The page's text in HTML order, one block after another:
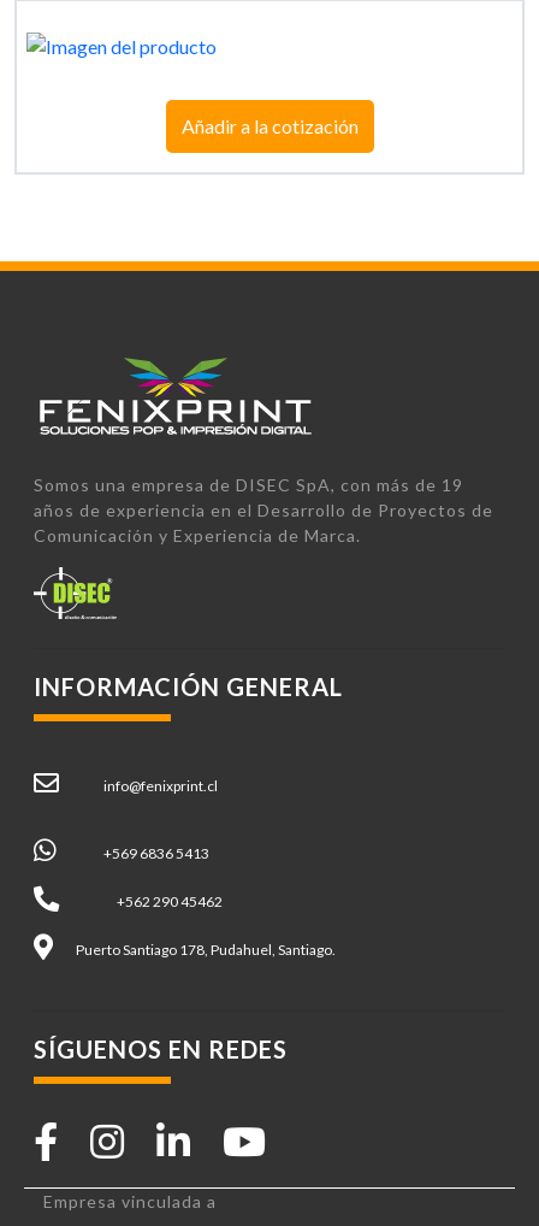
Añadir a la cotización
Somos una empresa de DISEC SpA, con más de 19
años de experiencia en el Desarrollo de Proyectos de
Comunicación y Experiencia de Marca.
INFORMACIÓN GENERAL
info@fenixprint.cl
+569 6836 5413
+562 290 45462
Puerto Santiago 178, Pudahuel, Santiago.
SÍGUENOS EN REDES
Empresa vinculada a